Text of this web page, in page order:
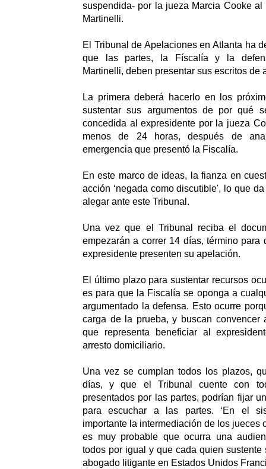
suspendida- por la jueza Marcia Cooke al
Martinelli.
El Tribunal de Apelaciones en Atlanta ha
que las partes, la Físcalía y la
Martinelli, deben presentar sus escritos de
La primera deberá hacerlo en los
sustentar sus argumentos de por qué
concedida al expresidente por la jueza
menos de 24 horas, después de
emergencia que presentó la Fiscalía.
En este marco de ideas, la fianza en
acción ‘negada como discutible', lo que
alegar ante este Tribunal.
Una vez que el Tribunal reciba el
empezarán a correr 14 días, término para
expresidente presenten su apelación.
El último plazo para sustentar recursos
es para que la Fiscalía se oponga a
argumentado la defensa. Esto ocurre
carga de la prueba, y buscan convencer
que representa beneficiar al
arresto domiciliario.
Una vez se cumplan todos los plazos,
días, y que el Tribunal cuente con
presentados por las partes, podrían fijar
para escuchar a las partes. ‘En el
importante la intermediación de los jueces
es muy probable que ocurra una
todos por igual y que cada quien
abogado litigante en Estados Unidos